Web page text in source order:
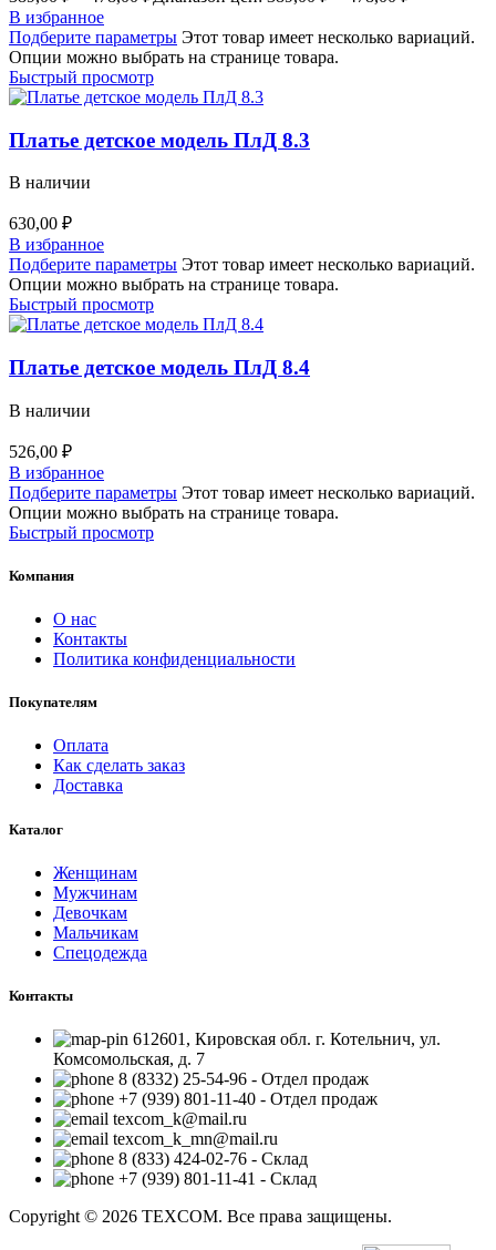
В избранное
Подберите параметры Этот товар имеет несколько вариаций.
Опции можно выбрать на странице товара.
Быстрый просмотр
Платье детское модель ПлД 8.3
В наличии
630,00 ₽
В избранное
Подберите параметры Этот товар имеет несколько вариаций.
Опции можно выбрать на странице товара.
Быстрый просмотр
Платье детское модель ПлД 8.4
В наличии
526,00 ₽
В избранное
Подберите параметры Этот товар имеет несколько вариаций.
Опции можно выбрать на странице товара.
Быстрый просмотр
Компания
О нас
Контакты
Политика конфиденциальности
Покупателям
Оплата
Как сделать заказ
Доставка
Каталог
Женщинам
Мужчинам
Девочкам
Мальчикам
Спецодежда
Контакты
612601, Кировская обл. г. Котельнич, ул.
Комсомольская, д. 7
8 (8332) 25-54-96 - Отдел продаж
+7 (939) 801-11-40 - Отдел продаж
texcom_k@mail.ru
texcom_k_mn@mail.ru
8 (833) 424-02-76 - Склад
+7 (939) 801-11-41 - Склад
Copyright © 2026 TEXCOM. Все права защищены.